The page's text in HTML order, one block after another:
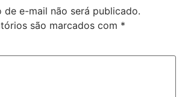
de e-mail não será publicado.
são marcados com *